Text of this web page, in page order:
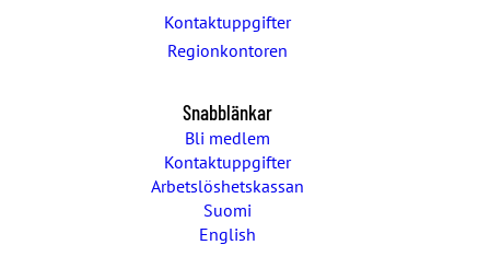
Kontaktuppgifter
Regionkontoren
Snabblänkar
Bli medlem
Kontaktuppgifter
Arbetslöshetskassan
Suomi
English